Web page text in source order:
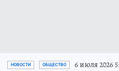
НОВОСТИ ОБЩЕСТВО 6 июля 2026